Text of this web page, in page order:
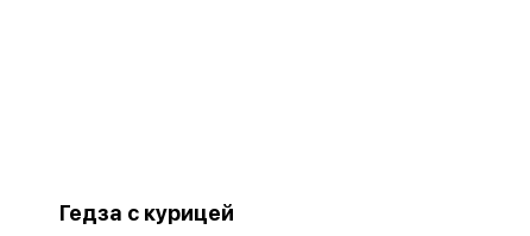
Гедза с курицей